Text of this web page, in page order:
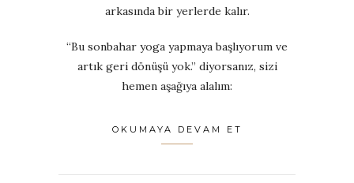
arkasında bir yerlerde kalır.
“Bu sonbahar yoga yapmaya başlıyorum ve
artık geri dönüşü yok.” diyorsanız, sizi
hemen aşağıya alalım:
OKUMAYA DEVAM ET